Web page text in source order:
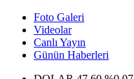
Foto Galeri
Videolar
Canlı Yayın
Günün Haberleri